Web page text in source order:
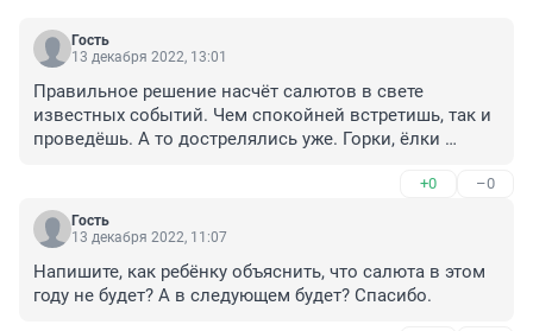
Гость
13 декабря 2022, 13:01
Правильное решение насчёт салютов в свете
известных событий. Чем спокойней встретишь, так и
проведёшь. А то дострелялись уже. Горки, ёлки
+0 –0
Гость
13 декабря 2022, 11:07
Напишите, как ребёнку объяснить, что салюта в этом
году не будет? А в следующем будет? Спасибо.